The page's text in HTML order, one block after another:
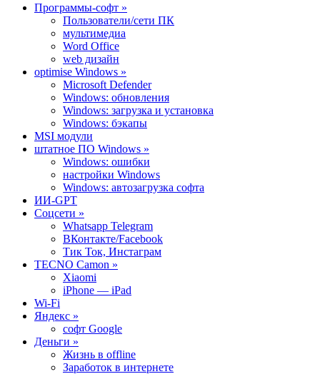
Программы-софт »
Пользователи/сети ПК
мультимедиа
Word Office
web дизайн
optimise Windows »
Microsoft Defender
Windows: обновления
Windows: загрузка и установка
Windows: бэкапы
MSI модули
штатное ПО Windows »
Windows: ошибки
настройки Windows
Windows: автозагрузка софта
ИИ-GPT
Cоцсети »
Whatsapp Telegram
ВКонтакте/Facebook
Тик Ток, Инстаграм
TECNO Camon »
Xiaomi
iPhone — iPad
Wi-Fi
Яндекс »
софт Google
Деньги »
Жизнь в offline
Заработок в интернете